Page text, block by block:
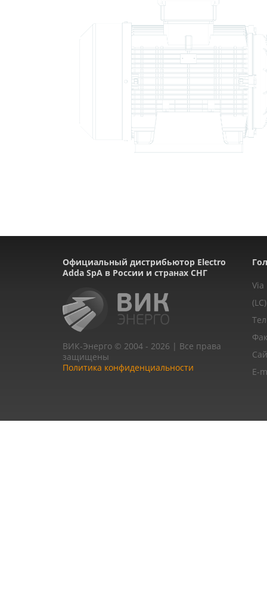
Официальный дистрибьютор Electro
Adda SpA в России и странах СНГ
ВИК-Энерго © 2004 - 2026 | Все права
защищены
Политика конфиденциальности
Via
E-